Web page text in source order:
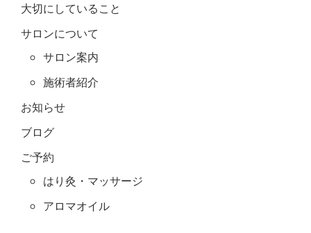
大切にしていること
サロンについて
サロン案内
施術者紹介
お知らせ
ブログ
ご予約
はり灸・マッサージ
アロマオイル